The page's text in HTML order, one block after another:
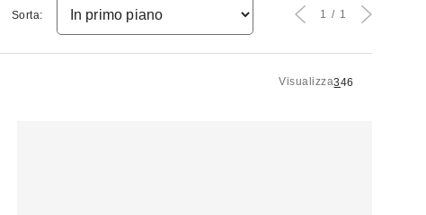
Visualizza346
Sorta: 1 1